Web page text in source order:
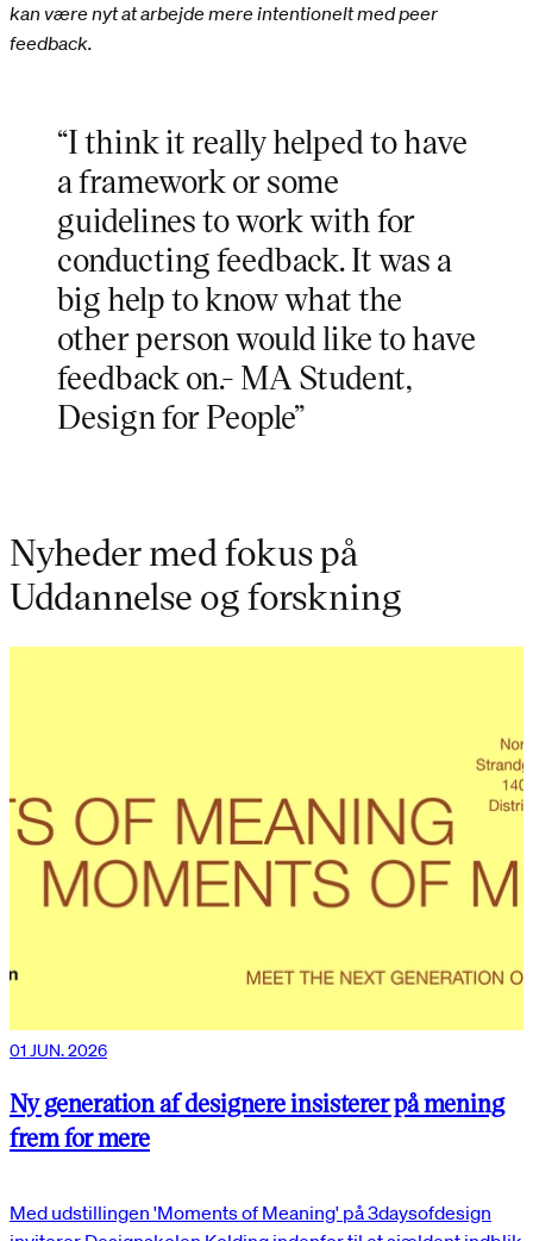
kan være nyt at arbejde mere intentionelt med peer
feedback.
“I think it really helped to have
a framework or some
guidelines to work with for
conducting feedback. It was a
big help to know what the
other person would like to have
feedback on.- MA Student,
Design for People”
Nyheder med fokus på
Uddannelse og forskning
01 JUN. 2026
Ny generation af designere insisterer på mening
frem for mere
Med udstillingen 'Moments of Meaning' på 3daysofdesign